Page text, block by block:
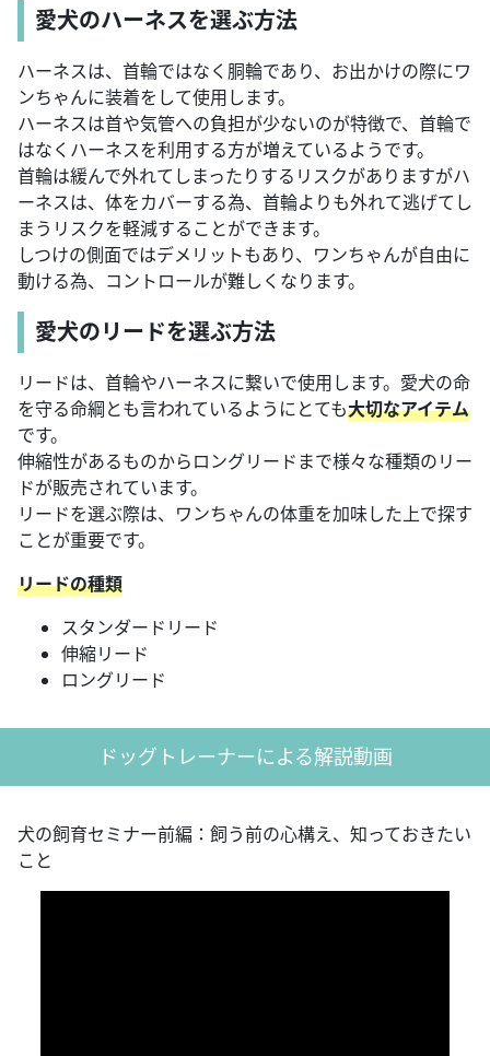
愛犬のハーネスを選ぶ方法
ハーネスは、首輪ではなく胴輪であり、お出かけの際にワ
ンちゃんに装着をして使用します。
ハーネスは首や気管への負担が少ないのが特徴で、首輪で
はなくハーネスを利用する方が増えているようです。
首輪は緩んで外れてしまったりするリスクがありますがハ
ーネスは、体をカバーする為、首輪よりも外れて逃げてし
まうリスクを軽減することができます。
しつけの側面ではデメリットもあり、ワンちゃんが自由に
動ける為、コントロールが難しくなります。
愛犬のリードを選ぶ方法
リードは、首輪やハーネスに繋いで使用します。愛犬の命
を守る命綱とも言われているようにとても大切なアイテム
です。
伸縮性があるものからロングリードまで様々な種類のリー
ドが販売されています。
リードを選ぶ際は、ワンちゃんの体重を加味した上で探す
ことが重要です。
リードの種類
スタンダードリード
伸縮リード
ロングリード
ドッグトレーナーによる解説動画
犬の飼育セミナー前編：飼う前の心構え、知っておきたい
こと